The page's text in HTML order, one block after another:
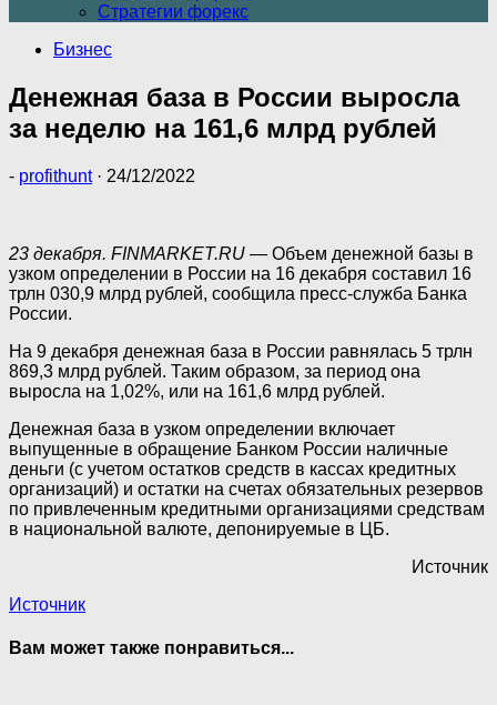
Стратегии форекс
Бизнес
Денежная база в России выросла
за неделю на 161,6 млрд рублей
- profithunt · 24/12/2022
23 декабря. FINMARKET.RU — Объем денежной базы в
узком определении в России на 16 декабря составил 16
трлн 030,9 млрд рублей, сообщила пресс-служба Банка
России.
На 9 декабря денежная база в России равнялась 5 трлн
869,3 млрд рублей. Таким образом, за период она
выросла на 1,02%, или на 161,6 млрд рублей.
Денежная база в узком определении включает
выпущенные в обращение Банком России наличные
деньги (с учетом остатков средств в кассах кредитных
организаций) и остатки на счетах обязательных резервов
по привлеченным кредитными организациями средствам
в национальной валюте, депонируемые в ЦБ.
Источник
Источник
Вам может также понравиться...